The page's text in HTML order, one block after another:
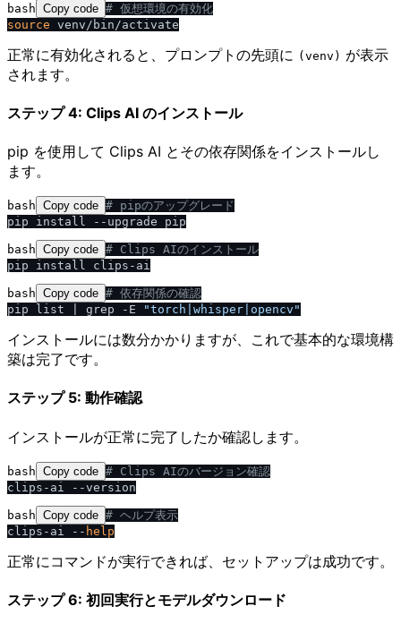
bash Copy code # 仮想環境の有効化
source
正常に有効化されると、プロンプトの先頭に (venv) が表示
されます。
ステップ 4: Clips AI のインストール
pip を使用して Clips AI とその依存関係をインストールし
ます。
bash Copy code # pipのアップグレード
bash Copy code # Clips AIのインストール
bash Copy code # 依存関係の確認
pip list | grep -E
"torch|whisper|opencv"
インストールには数分かかりますが、これで基本的な環境構
築は完了です。
ステップ 5: 動作確認
インストールが正常に完了したか確認します。
bash Copy code # Clips AIのバージョン確認
bash Copy code # ヘルプ表示
clips-ai -- help
正常にコマンドが実行できれば、セットアップは成功です。
ステップ 6: 初回実行とモデルダウンロード